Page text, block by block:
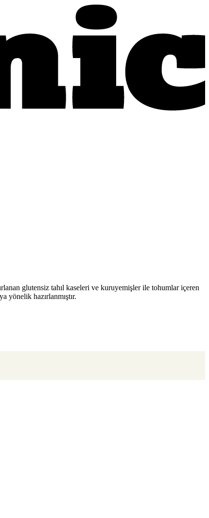
glutensiz tahıl kaseleri ve kuruyemişler ile tohumlar içeren
yönelik hazırlanmıştır.